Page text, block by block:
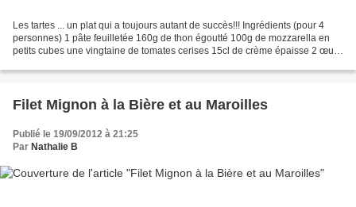
Les tartes ... un plat qui a toujours autant de succès!!! Ingrédients (pour 4
personnes) 1 pâte feuilletée 160g de thon égoutté 100g de mozzarella en
petits cubes une vingtaine de tomates cerises 15cl de crème épaisse 2 œufs
Filet Mignon à la Bière et au Maroilles
Publié le 19/09/2012 à 21:25
Par Nathalie B